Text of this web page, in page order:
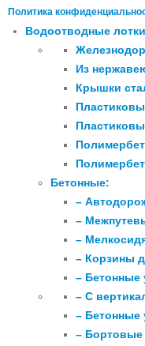
Политика
Водоотводные лотки
Из
Крышки
Бетонные:
–
–
–
– Корзины
– Бетонные
– С
– Бетонные
–